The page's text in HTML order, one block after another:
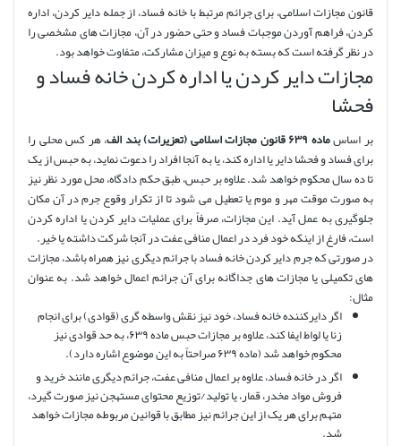
قانون مجازات اسلامی، برای جرائم مرتبط با خانه فساد، از جمله دایر کردن، اداره
کردن، فراهم آوردن موجبات فساد و حتی حضور در آن، مجازات های مشخصی را
در نظر گرفته است که بسته به نوع و میزان مشارکت، متفاوت خواهد بود.
مجازات دایر کردن یا اداره کردن خانه فساد و
فحشا
بر اساسماده ۶۳۹ قانون مجازات اسلامی (تعزیرات) بند الف
، هر کس محلی را
برای فساد و فحشا دایر یا اداره کند، یا به آنجا افراد را دعوت نماید، به حبس از یک
تا ده سال محکوم خواهد شد. علاوه بر حبس، طبق حکم دادگاه، محل مورد نظر نیز
به صورت موقت مهر و موم یا تعطیل می شود تا از تکرار وقوع جرم در آن مکان
جلوگیری به عمل آید. این مجازات، صرفاً برای عملیات دایر کردن یا اداره کردن
است، فارغ از اینکه خود فرد در اعمال منافی عفت در آنجا شرکت داشته یا خیر.
در صورتی که جرم دایر کردن خانه فساد با جرائم دیگری نیز همراه باشد، مجازات
های تکمیلی یا مجازات های جداگانه برای آن جرائم اعمال خواهد شد. به عنوان
مثال:
اگر دایرکننده خانه فساد، خود نیز نقش واسطه گری (قوادی) برای انجام
زنا یا لواط ایفا کند، علاوه بر مجازات حبس ماده ۶۳۹، به حد قوادی نیز
محکوم خواهد شد (ماده ۶۳۹ صراحتاً به این موضوع اشاره دارد).
اگر در خانه فساد، علاوه بر اعمال منافی عفت، جرائم دیگری مانند خرید و
فروش مواد مخدر، قمار، یا تولید/توزیع محتوای مستهجن نیز صورت گیرد،
متهم برای هر یک از این جرائم نیز مطابق با قوانین مربوطه مجازات خواهد
شد.